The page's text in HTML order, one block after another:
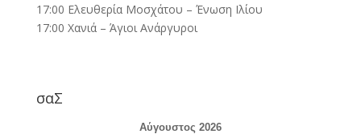
17:00 Ελευθερία Μοσχάτου – Ένωση Ιλίου
17:00 Χανιά – Άγιοι Ανάργυροι
σαΣ
Αύγουστος 2026